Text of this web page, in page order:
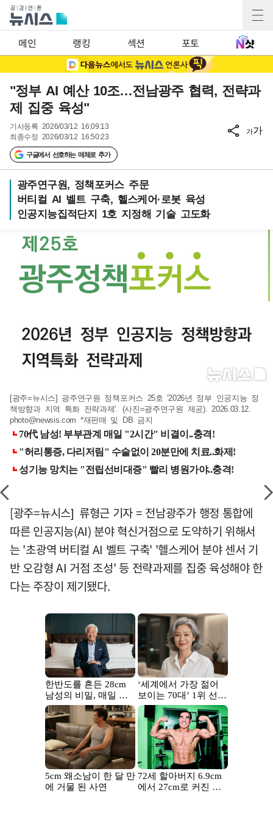
메인 랭킹 섹션 포토
"정부 AI 예산 10조…전남광주 협력, 전략과
제 집중 육성"
기사등록 2026/03/12 16:09:13
최종수정 2026/03/12 16:50:23
구글에서 선호하는 매체로 추가
가가
광주연구원, 정책포커스 주문
버티컬 AI 벨트 구축, 헬스케어·로봇 육성
인공지능집적단지 1호 지정해 기술 고도화
[광주=뉴시스] 광주연구원 정책포커스 25호 '2026년 정부 인공지능 정
책방향과 지역 특화 전략과제'. (사진=광주연구원 제공). 2026.03.12.
photo@newsis.com *재판매 및 DB 금지
[광주=뉴시스] 류형근 기자 = 전남광주가 행정 통합에
따른 인공지능(AI) 분야 혁신거점으로 도약하기 위해서
는 '초광역 버티컬 AI 벨트 구축' '헬스케어 분야 센서 기
반 오감형 AI 거점 조성' 등 전략과제를 집중 육성해야 한
다는 주장이 제기됐다.